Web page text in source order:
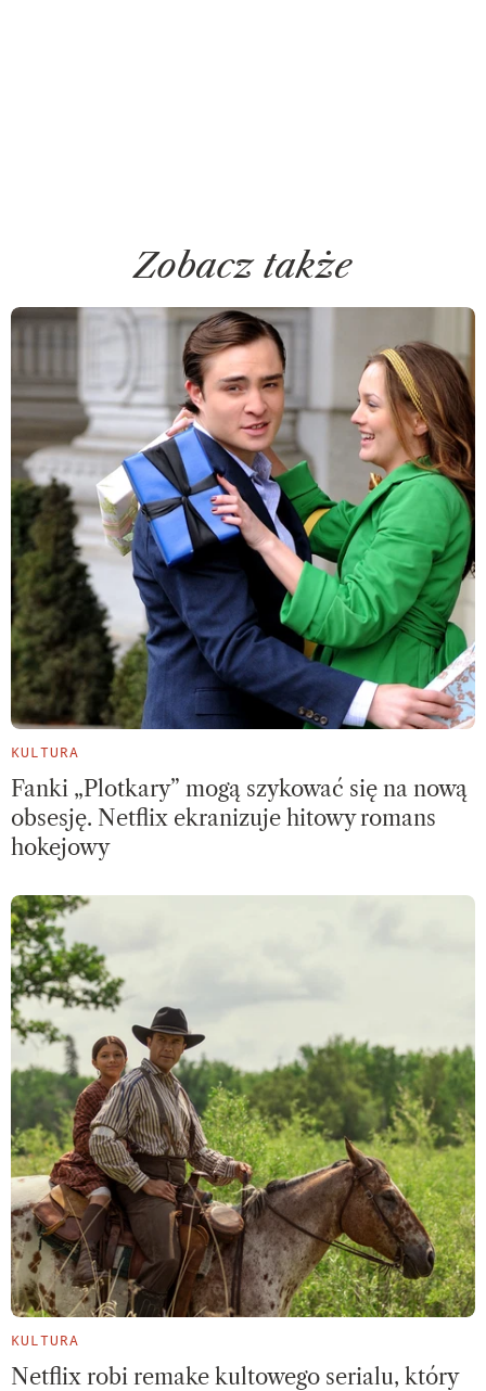
Zobacz także
KULTURA
Fanki „Plotkary” mogą szykować się na nową
obsesję. Netflix ekranizuje hitowy romans
hokejowy
KULTURA
Netflix robi remake kultowego serialu, który